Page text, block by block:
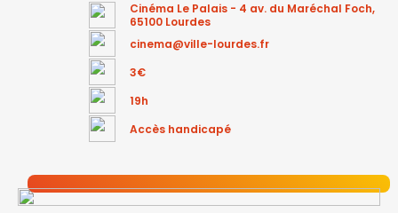
Cinéma Le Palais - 4 av. du Maréchal Foch,
65100 Lourdes
cinema@ville-lourdes.fr
3€
19h
Accès handicapé